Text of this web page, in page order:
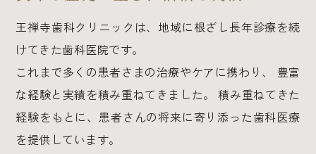
王禅寺歯科クリニックは、地域に根ざし長年診療を続
けてきた歯科医院です。
これまで多くの患者さまの治療やケアに携わり、
豊富
な経験と実績を積み重ねてきました。
積み重ねてきた
経験をもとに、患者さんの将来に寄り添った歯科医療
を提供しています。